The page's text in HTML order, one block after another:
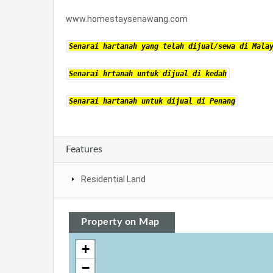
www.homestaysenawang.com
Senarai hartanah yang telah dijual/sewa di
Senarai hrtanah untuk dijual di kedah
Senarai hartanah untuk dijual di Penang
Features
Residential Land
Property on Map
+
−